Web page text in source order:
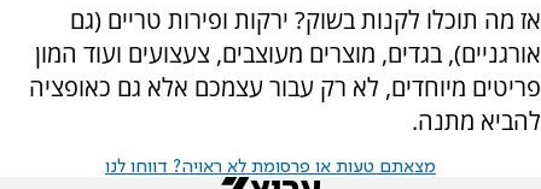
אז מה תוכלו לקנות בשוק? ירקות ופירות טריים (גם
אורגניים), בגדים, מוצרים מעוצבים, צעצועים ועוד המון
פריטים מיוחדים, לא רק עבור עצמכם אלא גם כאופציה
להביא מתנה.
מצאתם טעות או פרסומת לא ראויה? דווחו לנו